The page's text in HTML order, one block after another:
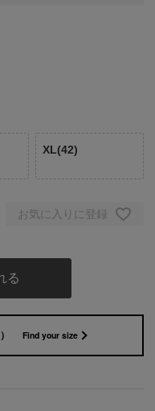
XL(42)
お気に入りに登録
る
Find your size